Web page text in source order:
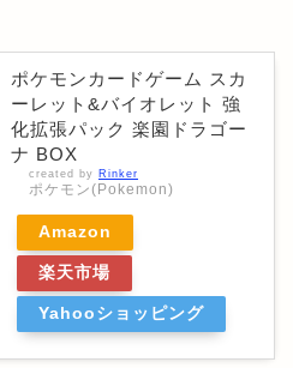
ポケモンカードゲーム スカ
ーレット&バイオレット 強
化拡張パック 楽園ドラゴー
ナ BOX
created by Rinker
ポケモン(Pokemon)
Amazon
楽天市場
Yahooショッピング